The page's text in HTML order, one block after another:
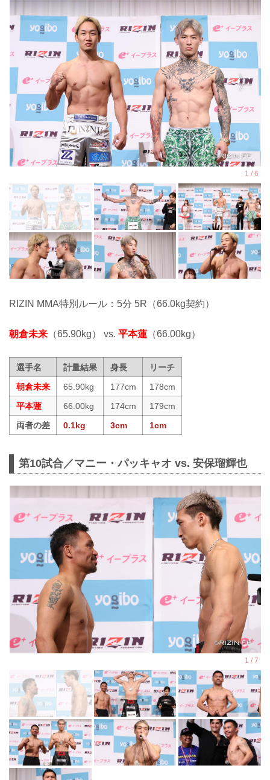
RIZIN MMA特別ルール：5分 5R（66.0kg契約）
朝倉未来 （65.90kg） vs. 平本蓮 （66.00kg）
選手名 計量結果 身長
リーチ
朝倉未来
65.90kg 177cm
178cm
平本蓮
66.00kg 174cm
179cm
両者の差
0.1kg 3cm 1cm
第10試合／マニー・パッキャオ vs. 安保瑠輝也